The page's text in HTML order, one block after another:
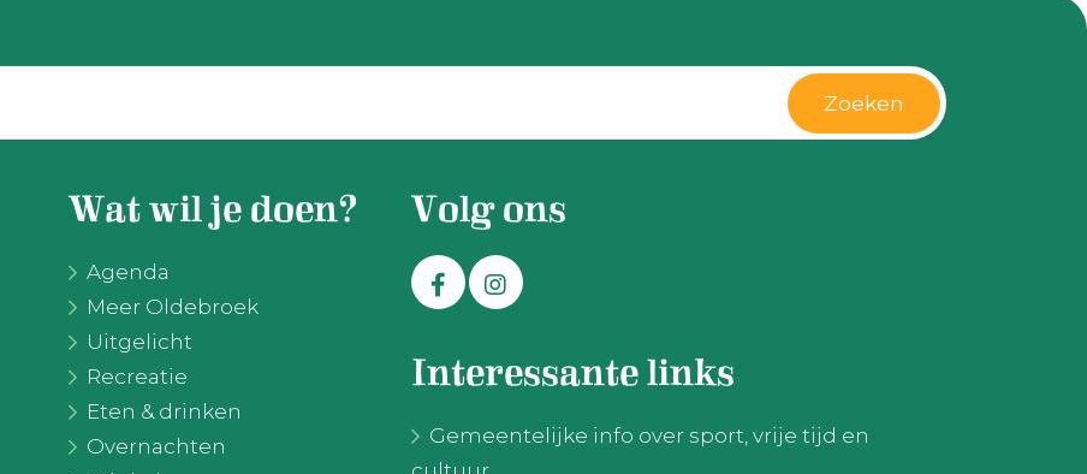
Zoeken
Wat wil je doen?
Agenda
Meer Oldebroek
Uitgelicht
Recreatie
Eten & drinken
Overnachten
Volg ons
Interessante links
Gemeentelijke info over sport, vrije tijd en